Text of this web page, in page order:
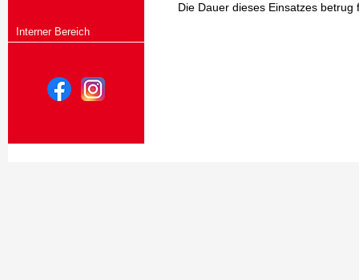
Interner Bereich
Die Dauer dieses Einsatzes betrug